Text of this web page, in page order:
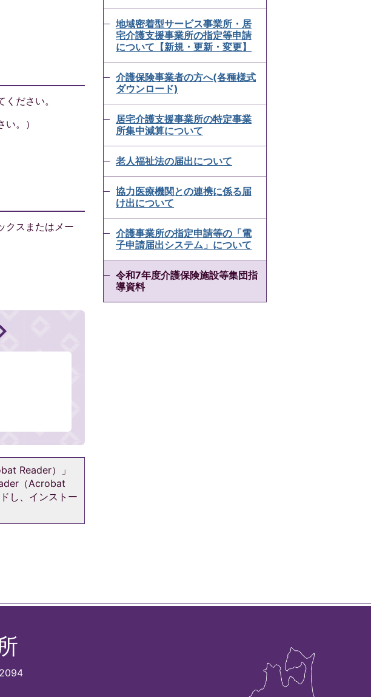
ださい。
。）
クスまたはメー
Reader）」
（Acrobat
し、インストー
地域密着型サービス事業所・居
宅介護支援事業所の指定等申請
について【新規・更新・変更】
介護保険事業者の方へ(各種様式
ダウンロード)
居宅介護支援事業所の特定事業
所集中減算について
老人福祉法の届出について
協力医療機関との連携に係る届
け出について
介護事業所の指定申請等の「電
子申請届出システム」について
令和7年度介護保険施設等集団指
導資料